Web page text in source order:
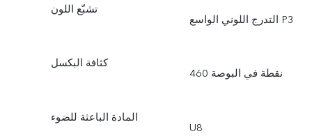
تشبّع اللون
التدرج اللوني الواسع P3
كثافة البكسل
المادة الباعثة للضوء
U8